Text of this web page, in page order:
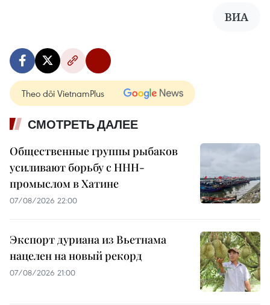
ВИА
Theo dõi VietnamPlus
СМОТРЕТЬ ДАЛЕЕ
Общественные группы рыбаков
усиливают борьбу с ННН-
промыслом в Хатине
07/08/2026 22:00
Экспорт дуриана из Вьетнама
нацелен на новый рекорд
07/08/2026 21:00